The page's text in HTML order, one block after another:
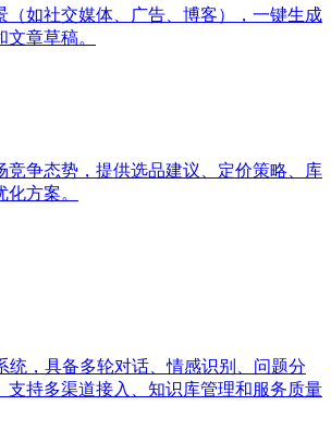
（如社交媒体、广告、博客），一键生成
章草稿。
竞争态势，提供选品建议、定价策略、库
方案。
统，具备多轮对话、情感识别、问题分
支持多渠道接入、知识库管理和服务质量